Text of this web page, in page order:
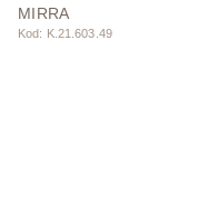
MIRRA
Kod: K.21.603.49